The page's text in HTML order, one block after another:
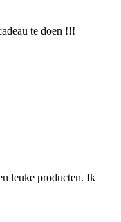
te doen !!!
leuke producten. Ik